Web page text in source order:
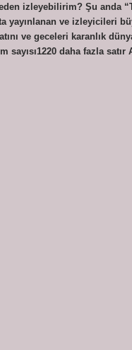
izleyebilirim? Şu anda
yayınlanan ve izleyicileri
ve geceleri karanlık
sayısı1220 daha fazla